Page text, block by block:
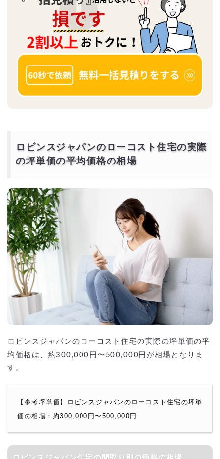
ロビンスジャパンのローコスト住宅の実際
の坪単価の平均価格の相場
ロビンスジャパンのローコスト住宅の実際の坪単価の平
均価格は、約300,000円〜500,000円が相場となりま
す。
【参考坪単価】ロビンスジャパンのローコスト住宅の坪単
価の相場：約300,000円〜500,000円